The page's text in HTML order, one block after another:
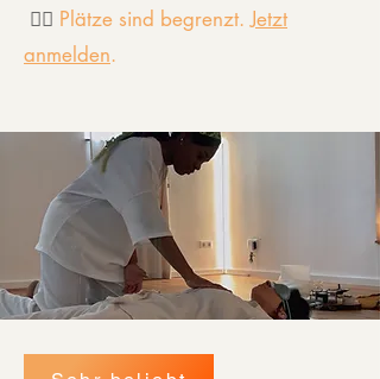
👉🏾 Plätze sind begrenzt.Jetzt
anmelden.